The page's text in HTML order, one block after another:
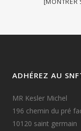
ADHÉREZ AU
MR Kesler Michel
196 chemin du pré
10120 saint germain